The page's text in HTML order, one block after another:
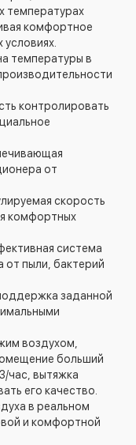
температурах
комфортное
температуры в
контролировать
от
скорость
комфортных
система
от пыли, бактерий
заданной
воздухом,
больший
час, вытяжка
его качество.
в реальном
и комфортной